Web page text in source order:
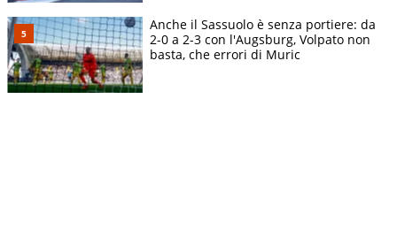
Anche il Sassuolo è senza portiere: da
2-0 a 2-3 con l'Augsburg, Volpato non
basta, che errori di Muric